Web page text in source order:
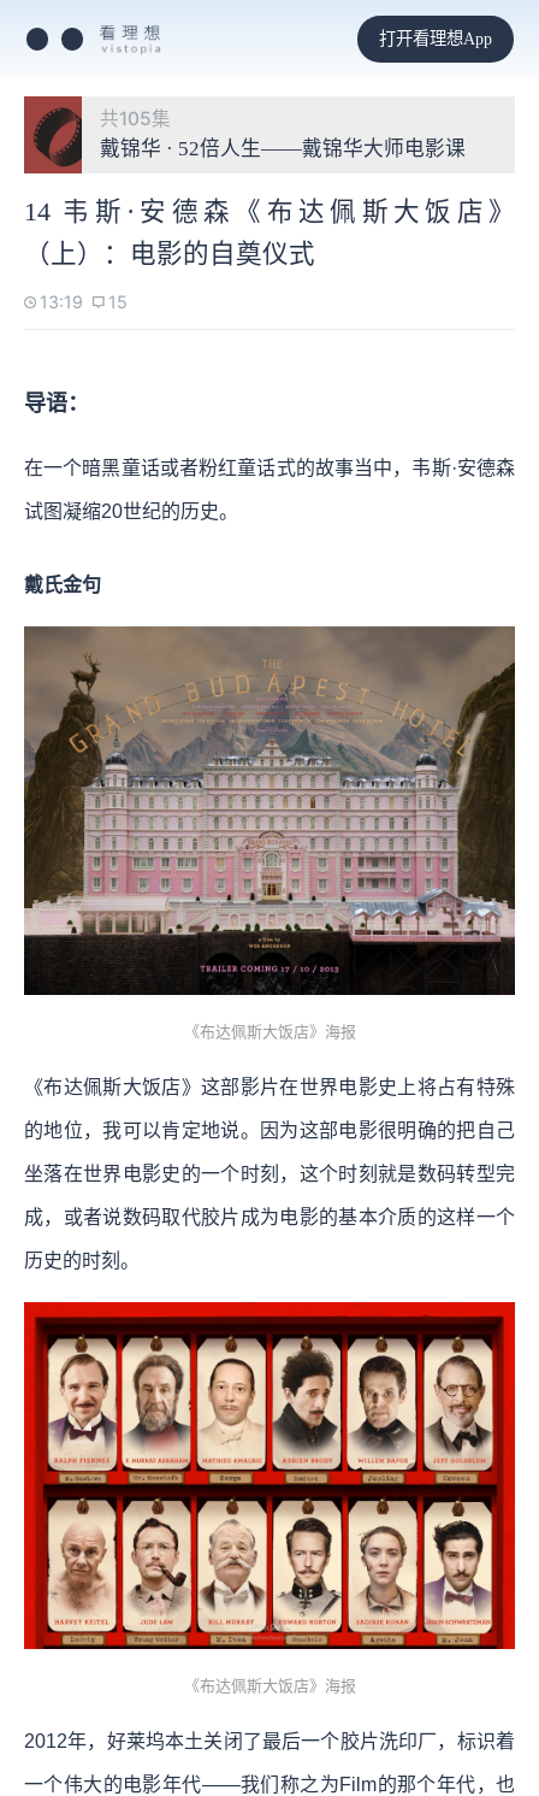
打开看理想App
共105集
戴锦华 · 52倍人生——戴锦华大师电影课
14 韦斯·安德森《布达佩斯大饭店》
（上）：电影的自奠仪式
13:19 15
导语：
在一个暗黑童话或者粉红童话式的故事当中，韦斯·安德森
试图凝缩20世纪的历史。
戴氏金句
《布达佩斯大饭店》海报
《布达佩斯大饭店》这部影片在世界电影史上将占有特殊
的地位，我可以肯定地说。因为这部电影很明确的把自己
坐落在世界电影史的一个时刻，这个时刻就是数码转型完
成，或者说数码取代胶片成为电影的基本介质的这样一个
历史的时刻。
《布达佩斯大饭店》海报
2012年，好莱坞本土关闭了最后一个胶片洗印厂，标识着
一个伟大的电影年代——我们称之为Film的那个年代，也